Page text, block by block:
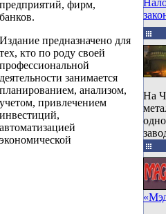
предприятий, фирм,
банков.
Издание предназначено для
тех, кто по роду своей
профессиональной
деятельности занимается
планированием, анализом,
учетом, привлечением
инвестиций,
автоматизацией
экономической
На